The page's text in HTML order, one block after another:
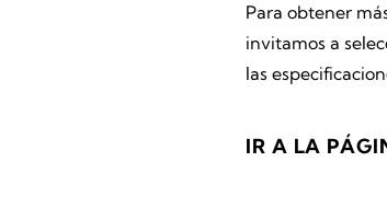
Para obtener
invitamos a
las
IR A LA